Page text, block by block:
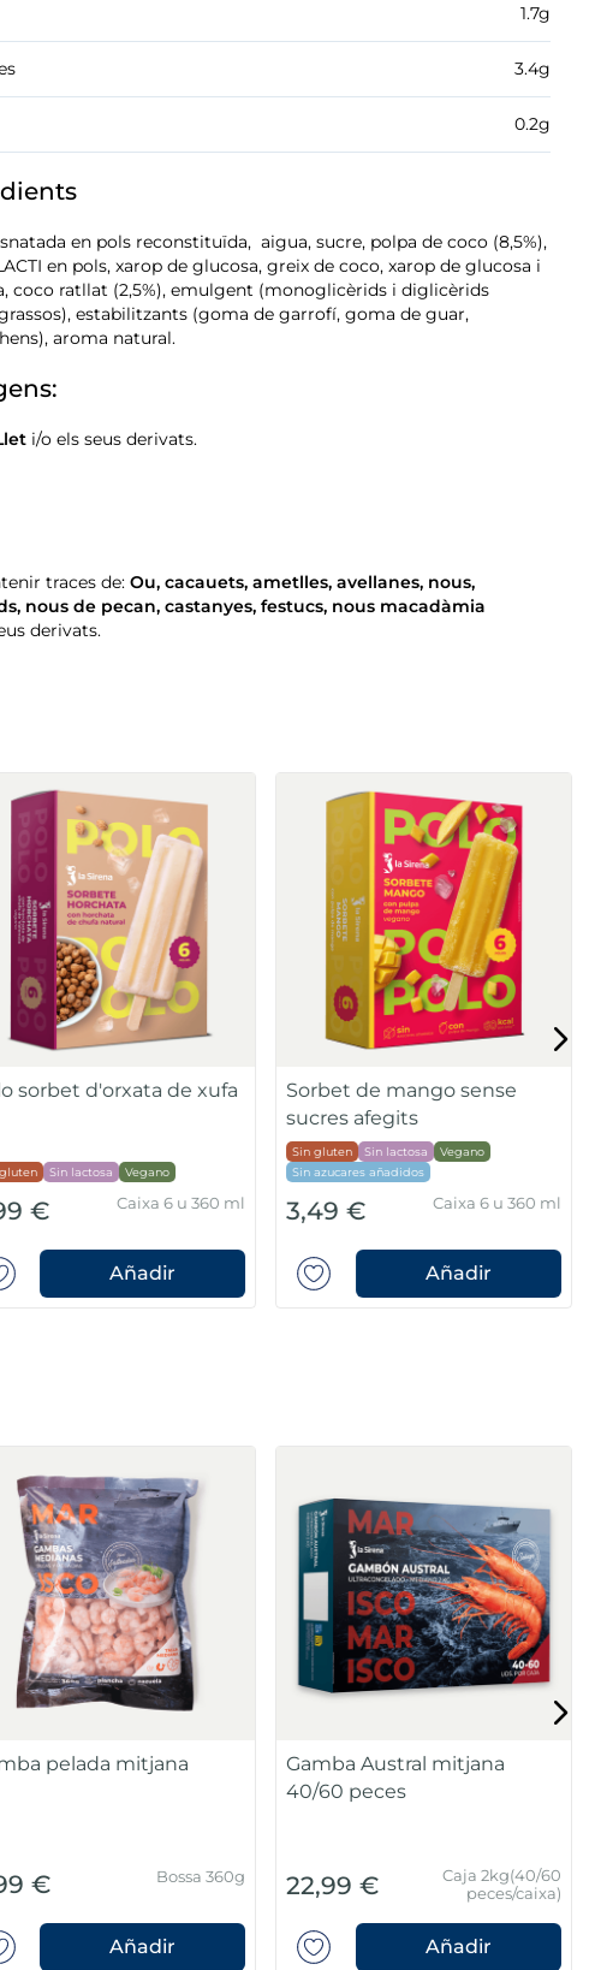
1.7g
3.4g
0.2g
en pols reconstituïda, aigua, sucre, polpa de coco (8,5%),
en pols, xarop de glucosa, greix de coco, xarop de glucosa i
coco ratllat (2,5%), emulgent (monoglicèrids i diglicèrids
estabilitzants (goma de garrofí, goma de guar,
aroma natural.
i/o els seus derivats.
traces de: Ou, cacauets, ametlles, avellanes, nous,
, nous de pecan, castanyes, festucs, nous macadàmia
derivats.
sorbet d'orxata de xufa
Sin lactosa Vegano
€ Caixa 6 u 360 ml
Añadir
Sorbet de mango sense
sucres afegits
Sin gluten Sin lactosa
Vegano
Sin azucares añadidos
3,49 € Caixa 6 u 360 ml
Añadir
pelada mitjana
€ Bossa 360g
Añadir
Gamba Austral mitjana
40/60 peces
22,99 €
Caja 2kg(40/60
peces/caixa)
Añadir